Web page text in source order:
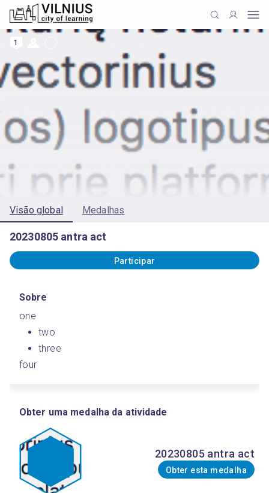
1
Visão global Medalhas
20230805 antra act
Participar
Sobre
one
two
three
four
Obter uma medalha da atividade
20230805 antra act
Obter esta medalha